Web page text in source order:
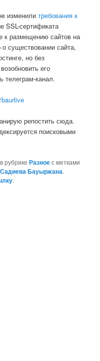
изменилитребования к
SSL-сертификата
к размещению сайтов на
существовании сайта,
но без
его
телеграм-канал.
репостить сюда.
поисковыми
в рубрикеРазноес метками
Бауыржана.
.